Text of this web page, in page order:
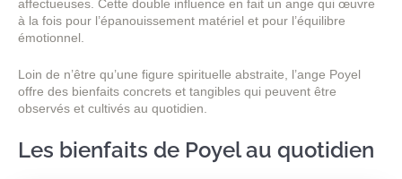
affectueuses. Cette double influence en fait un ange qui œuvre
à la fois pour l’épanouissement matériel et pour l’équilibre
émotionnel.
Loin de n’être qu’une figure spirituelle abstraite, l’ange Poyel
offre des bienfaits concrets et tangibles qui peuvent être
observés et cultivés au quotidien.
Les bienfaits de Poyel au quotidien